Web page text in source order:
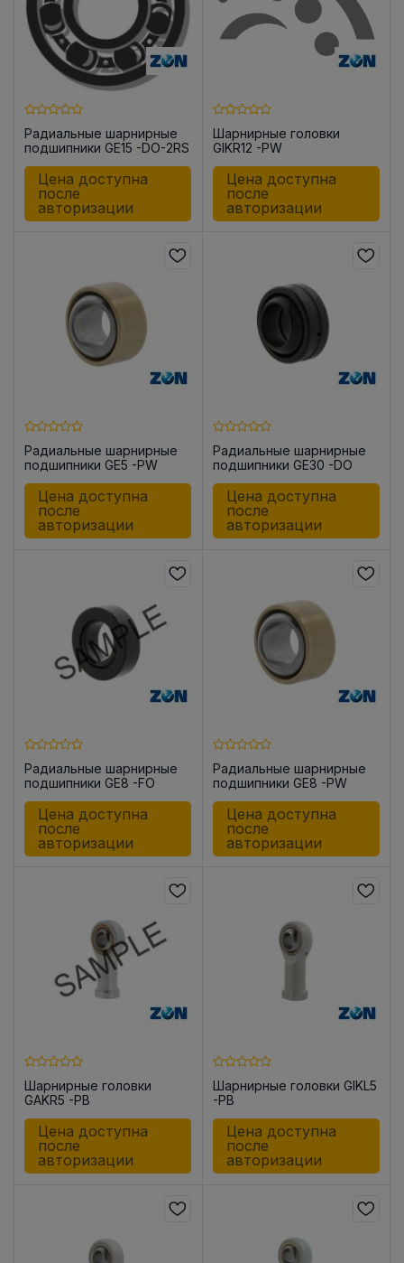
Радиальные шарнирные
подшипники GE15 -DO-2RS
Цена доступна
после
авторизации
Шарнирные головки
GIKR12 -PW
Цена доступна
после
авторизации
Радиальные шарнирные
подшипники GE5 -PW
Цена доступна
после
авторизации
Радиальные шарнирные
подшипники GE30 -DO
Цена доступна
после
авторизации
Радиальные шарнирные
подшипники GE8 -FO
Цена доступна
после
авторизации
Радиальные шарнирные
подшипники GE8 -PW
Цена доступна
после
авторизации
Шарнирные головки
GAKR5 -PB
Цена доступна
после
авторизации
Шарнирные головки GIKL5
-PB
Цена доступна
после
авторизации